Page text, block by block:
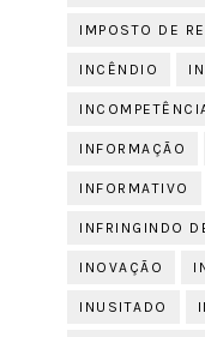
IMPOSTO DE
INCÊNDIO
INFORMAÇÃO
INFORMATIVO
INFRINGINDO
INOVAÇÃO
INUSITADO